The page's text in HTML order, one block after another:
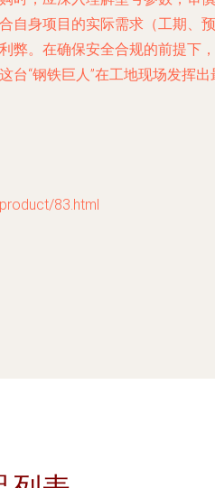
自身项目的实际需求（工期、预
弊。在确保安全合规的前提下，
台“钢铁巨人”在工地现场发挥出
83.html